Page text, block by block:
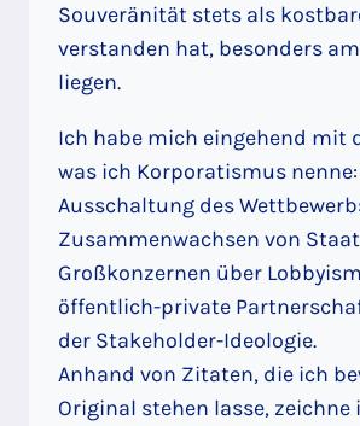
Souveränität stets als
verstanden hat, besonders
liegen.
Ich habe mich eingehend mit
was ich Korporatismus
Ausschaltung des
Zusammenwachsen von
Großkonzernen über
öffentlich-private
der Stakeholder-Ideologie.
Anhand von Zitaten, die ich
Original stehen lasse, zeichne